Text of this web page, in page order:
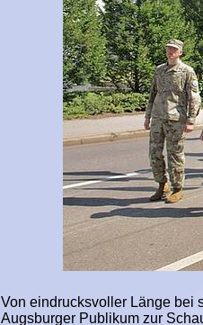
Von eindrucksvoller Länge bei
Augsburger Publikum zur